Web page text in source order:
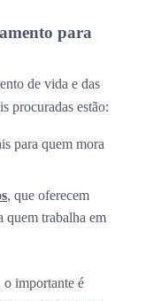
para
de vida e das
procuradas estão:
para quem mora
, que oferecem
quem trabalha em
o importante é